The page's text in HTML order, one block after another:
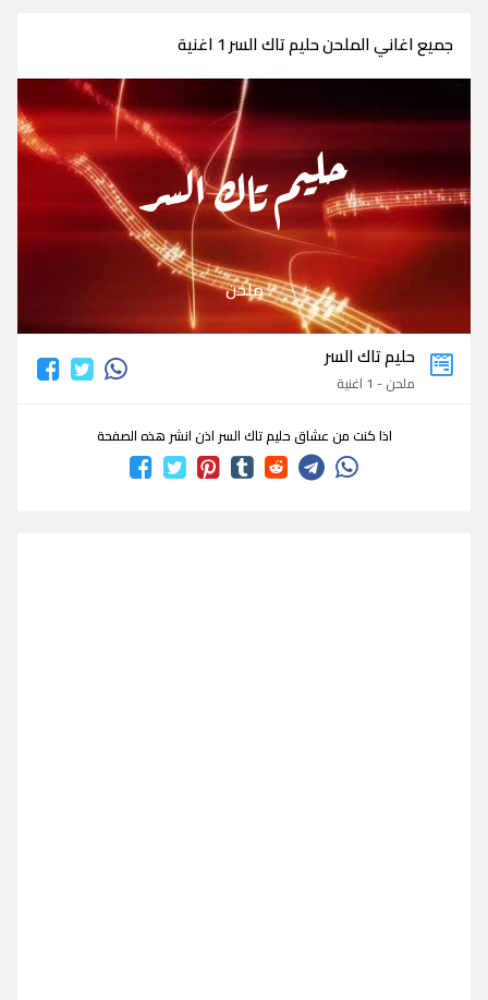
جميع اغاني الملحن حليم تاك السر 1 اغنية
حليم تاك السر
ملحن
حليم تاك السر
ملحن - 1 اغنية
اذا كنت من عشاق حليم تاك السر اذن انشر هذه الصفحة